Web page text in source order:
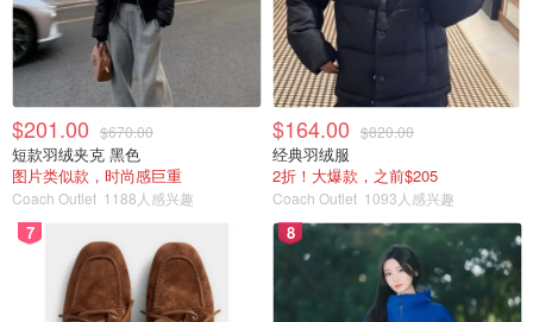
时间：下午 2 点至晚上 9 点，根据购票时间而定
地点： New Horizo​​n Mall 地下停车场
官网：https://www.hauntedcalgary.org/
闹鬼的卡尔加里已经吓坏了卡尔加里人 31 年了，今年的活
动通过身临其境的万圣节体验将乘客带到了新的恐惧水平。
每年都有一个独特的景点设计，所以不要错过体验“邪恶”的
机会，这是卡尔加里 2022 年闹鬼的景点，它蜿蜒穿过约
8,000 平方英尺的恐怖区域。建议 12 岁及以上的人观看表
$201.00 $670.00
短款羽绒夹克 黑色
图片类似款，时尚感巨重
Coach Outlet 1188人感兴趣
$164.00 $820.00
经典羽绒服
2折！大爆款，之前$205
Coach Outlet 1093人感兴趣
7 8